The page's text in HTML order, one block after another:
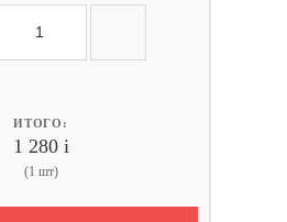
ИТОГО:
1 280 i
(1 шт)